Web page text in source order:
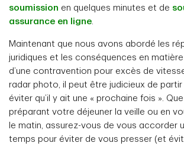
soumission en quelques minutes et de
assurance en ligne.
Maintenant que nous avons abordé les
juridiques et les conséquences en matière
d’une contravention pour excès de
radar photo, il peut être judicieux de
éviter qu’il y ait une « prochaine fois ».
préparant votre déjeuner la veille ou en
le matin, assurez-vous de vous accorder
temps pour éviter de vous presser (et